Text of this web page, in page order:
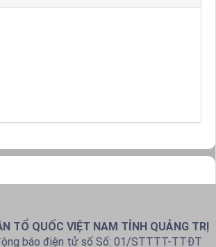
TỔ QUỐC VIỆT NAM TỈNH QUẢNG TRỊ
báo điện tử số Số: 01/STTTT-TTĐT